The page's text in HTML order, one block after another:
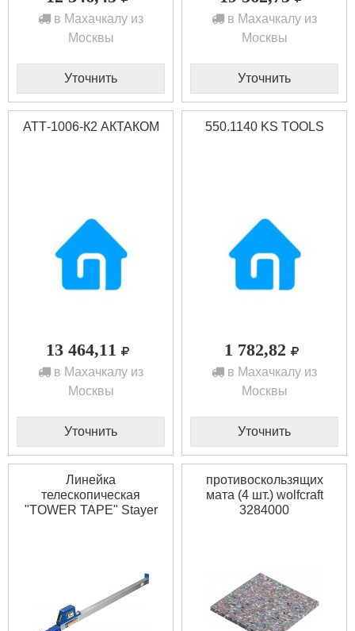
в Махачкалу из
Москвы
Уточнить
в Махачкалу из
Москвы
Уточнить
АТТ-1006-К2 АКТАКОМ
13 464,11
в Махачкалу из
Москвы
Уточнить
550.1140 KS TOOLS
1 782,82
в Махачкалу из
Москвы
Уточнить
Линейка
телескопическая
"TOWER TAPE" Stayer
противоскользящих
мата (4 шт.) wolfcraft
3284000